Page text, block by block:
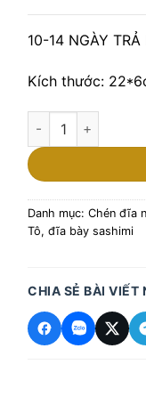
10-14 NGÀY TRẢ
Kích thước:
Đĩa tổ ong đựng
Danh mục: Chén đĩa
Tô, đĩa bày sashimi
CHIA SẺ BÀI VIẾT